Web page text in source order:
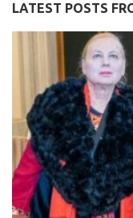
LATEST POSTS